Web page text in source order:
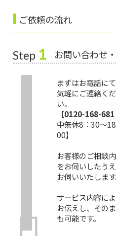
ご依頼の流れ
Step 1 お問い合わせ
まずはお電話に
気軽にご連絡く
い。
【0120-168-681
中無休8：30～18
00】
お客様のご相談
をお伺いしたう
お伺いいたします
サービス内容に
お伝えし、その
も可能です。